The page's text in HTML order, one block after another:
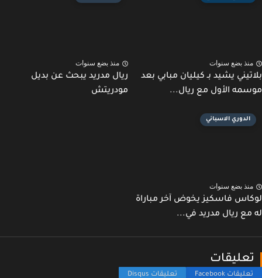
بضع سنوات
يشيد بـ كيليان مبابي بعد
الأول مع ريال...
منذ بضع سنوات
ريال مدريد يبحث عن بديل
مودريتش
الدوري الاسباني
بضع سنوات
فاسكيز يخوض آخر مباراة
ريال مدريد في...